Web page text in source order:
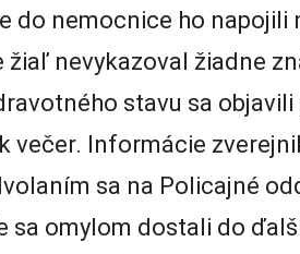
do nemocnice ho napojili
žiaľ nevykazoval žiadne
stavu sa
večer. Informácie
sa na Policajné
sa omylom dostali do